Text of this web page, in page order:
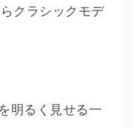
クラシックモデ
明るく見せる一